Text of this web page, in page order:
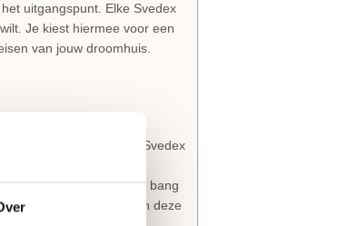
uitgangspunt. Elke Svedex
Je kiest hiermee voor een
van jouw droomhuis.
Daarom worden alle Svedex
Bovendien hoef je niet bang
Svedex is zo zeker van deze